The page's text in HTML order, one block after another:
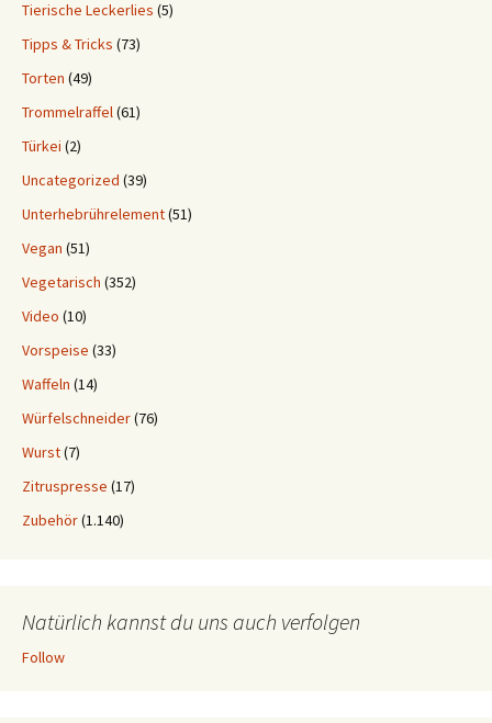
Tierische Leckerlies (5)
Tipps & Tricks (73)
Torten (49)
Trommelraffel(61)
Türkei (2)
Uncategorized (39)
Unterhebrührelement(51)
Vegan (51)
Vegetarisch (352)
Video (10)
Vorspeise (33)
Waffeln (14)
Würfelschneider(76)
Wurst(7)
Zitruspresse (17)
Zubehör(1.140)
Natürlich kannst du uns auch verfolgen
Follow